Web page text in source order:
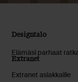
Designtalo
Elämäsi parhaat
Extranet
Extranet asiakkaille